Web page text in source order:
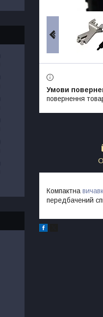
повернення
Компактна
передбачений